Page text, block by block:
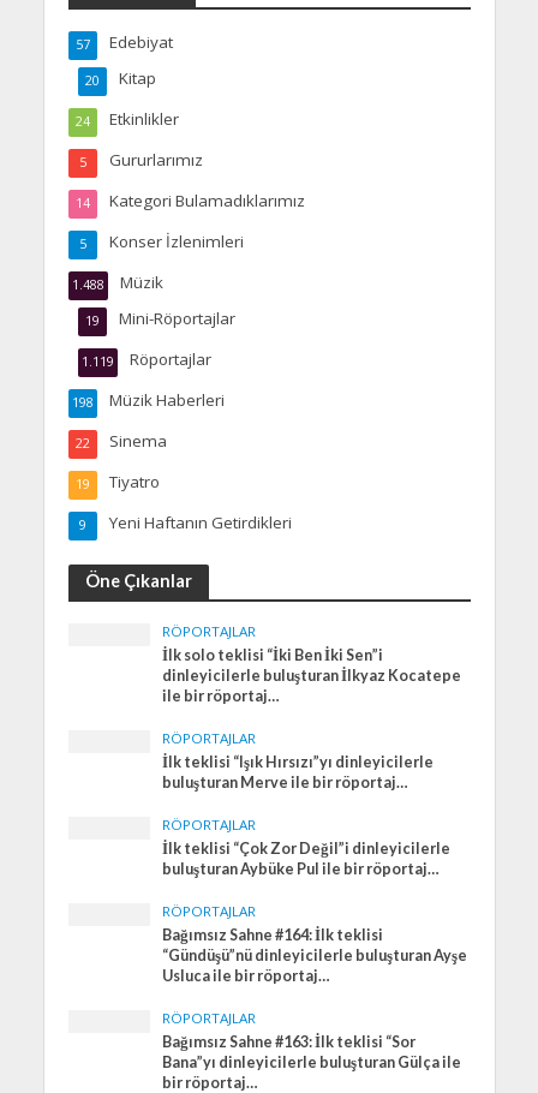
Edebiyat
57
Kitap
20
Etkinlikler
24
Gururlarımız
5
Kategori Bulamadıklarımız
14
Konser İzlenimleri
5
Müzik
1.488
Mini-Röportajlar
19
Röportajlar
1.119
Müzik Haberleri
198
Sinema
22
Tiyatro
19
Yeni Haftanın Getirdikleri
9
Öne Çıkanlar
RÖPORTAJLAR
İlk solo teklisi “İki Ben İki Sen”i
dinleyicilerle buluşturan İlkyaz Kocatepe
ile bir röportaj…
RÖPORTAJLAR
İlk teklisi “Işık Hırsızı”yı dinleyicilerle
buluşturan Merve ile bir röportaj…
RÖPORTAJLAR
İlk teklisi “Çok Zor Değil”i dinleyicilerle
buluşturan Aybüke Pul ile bir röportaj…
RÖPORTAJLAR
Bağımsız Sahne #164: İlk teklisi
“Gündüşü”nü dinleyicilerle buluşturan Ayşe
Usluca ile bir röportaj…
RÖPORTAJLAR
Bağımsız Sahne #163: İlk teklisi “Sor
Bana”yı dinleyicilerle buluşturan Gülça ile
bir röportaj…